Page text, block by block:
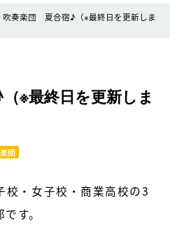
吹奏楽団 夏合宿♪（※最終日を更新しま
※最終日を更新しま
団
校・女子校・商業高校の3
す。